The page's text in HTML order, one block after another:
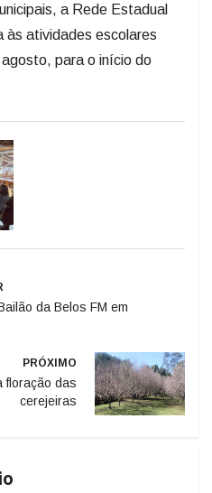
a Rede Estadual
às atividades escolares
para o início do
da Belos FM em
PRÓXIMO
floração das
cerejeiras